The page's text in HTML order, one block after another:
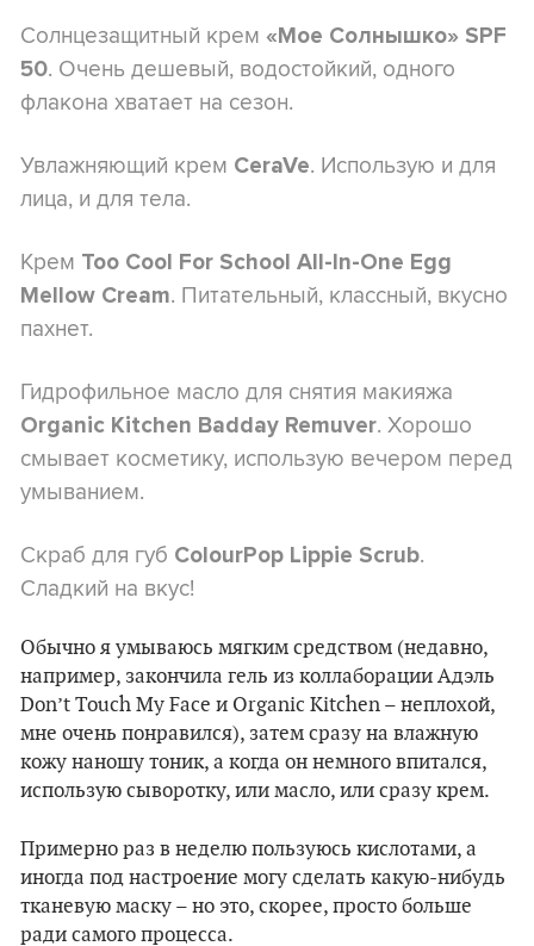
Солнцезащитный крем «Мое Солнышко» SPF
50. Очень дешевый, водостойкий, одного
флакона хватает на сезон.
Увлажняющий крем CeraVe. Использую и для
лица, и для тела.
Крем Too Cool For School All-In-One Egg
Mellow Cream. Питательный, классный, вкусно
пахнет.
Гидрофильное масло для снятия макияжа
Organic Kitchen Badday Remuver. Хорошо
смывает косметику, использую вечером перед
умыванием.
Скраб для губ ColourPop Lippie Scrub.
Сладкий на вкус!
Обычно я умываюсь мягким средством (недавно,
например, закончила гель из коллаборации Адэль
Don’t Touch My Face и Organic Kitchen – неплохой,
мне очень понравился), затем сразу на влажную
кожу наношу тоник, а когда он немного впитался,
использую сыворотку, или масло, или сразу крем.
Примерно раз в неделю пользуюсь кислотами, а
иногда под настроение могу сделать какую-нибудь
тканевую маску – но это, скорее, просто больше
ради самого процесса.